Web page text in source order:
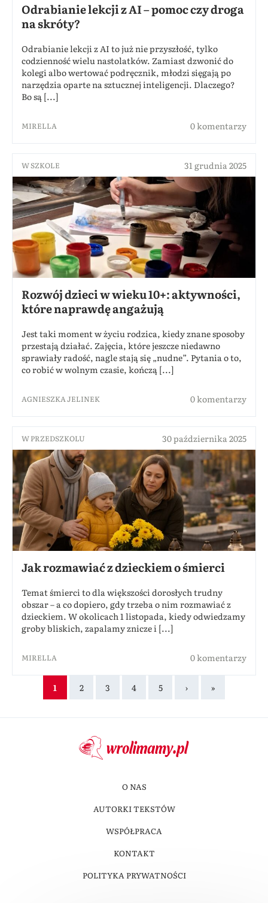
Odrabianie lekcji z AI – pomoc czy droga
na skróty?
Odrabianie lekcji z AI to już nie przyszłość, tylko
codzienność wielu nastolatków. Zamiast dzwonić do
kolegi albo wertować podręcznik, młodzi sięgają po
narzędzia oparte na sztucznej inteligencji. Dlaczego?
Bo są [...]
MIRELLA 0 komentarzy
W SZKOLE 31 grudnia 2025
Rozwój dzieci w wieku 10+: aktywności,
które naprawdę angażują
Jest taki moment w życiu rodzica, kiedy znane sposoby
przestają działać. Zajęcia, które jeszcze niedawno
sprawiały radość, nagle stają się „nudne”. Pytania o to,
co robić w wolnym czasie, kończą [...]
AGNIESZKA JELINEK 0 komentarzy
W PRZEDSZKOLU 30 października 2025
Jak rozmawiać z dzieckiem o śmierci
Temat śmierci to dla większości dorosłych trudny
obszar – a co dopiero, gdy trzeba o nim rozmawiać z
dzieckiem. W okolicach 1 listopada, kiedy odwiedzamy
groby bliskich, zapalamy znicze i [...]
MIRELLA 0 komentarzy
1 2 3 4 5 › »
O NAS
AUTORKI TEKSTÓW
WSPÓŁPRACA
KONTAKT
POLITYKA PRYWATNOŚCI